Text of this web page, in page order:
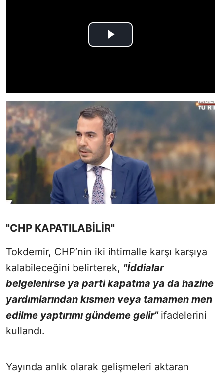
"CHP KAPATILABİLİR"
Tokdemir, CHP’nin iki ihtimalle karşı karşıya
kalabileceğini belirterek, "İddialar
belgelenirse ya parti kapatma ya da hazine
yardımlarından kısmen veya tamamen men
edilme yaptırımı gündeme gelir" ifadelerini
kullandı.
Yayında anlık olarak gelişmeleri aktaran